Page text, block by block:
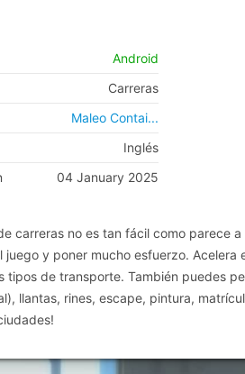
Android
Carreras
Maleo Contai...
Inglés
04 January 2025
carreras no es tan fácil como parece
y poner mucho esfuerzo. Acelera
de transporte. También puedes
llantas, rines, escape, pintura,